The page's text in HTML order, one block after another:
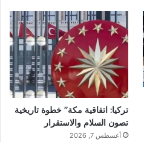
تركيا: اتفاقية مكة” خطوة تاريخية
تصون السلام والاستقرار
أغسطس 7, 2026